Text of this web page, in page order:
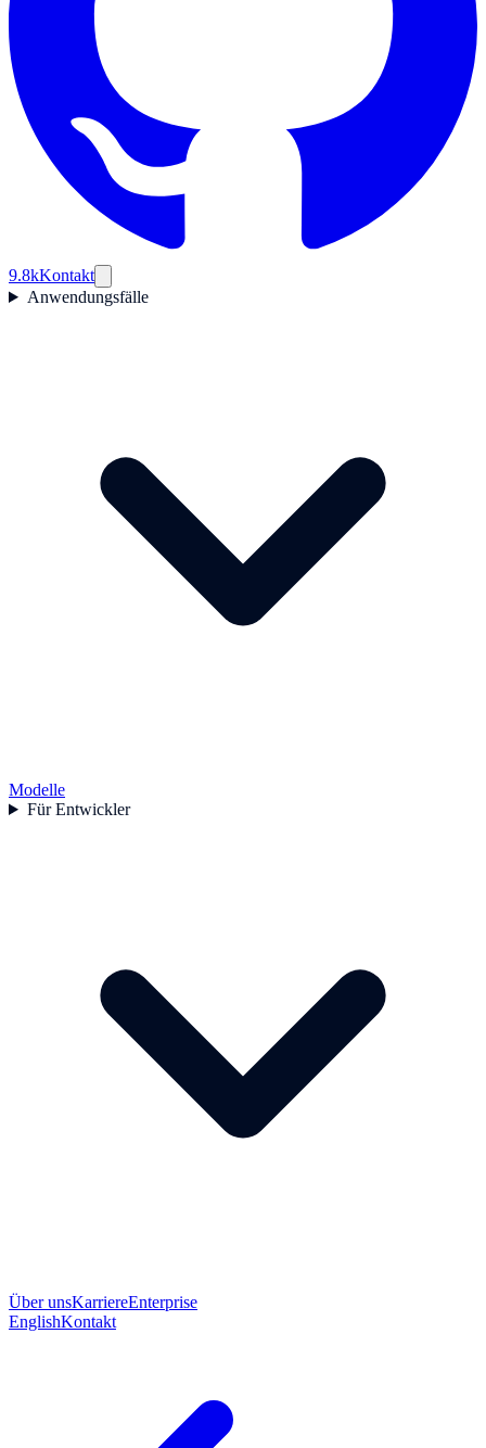
9.8kKontakt
Anwendungsfälle
Modelle
Für Entwickler
Über unsKarriereEnterprise
EnglishKontakt